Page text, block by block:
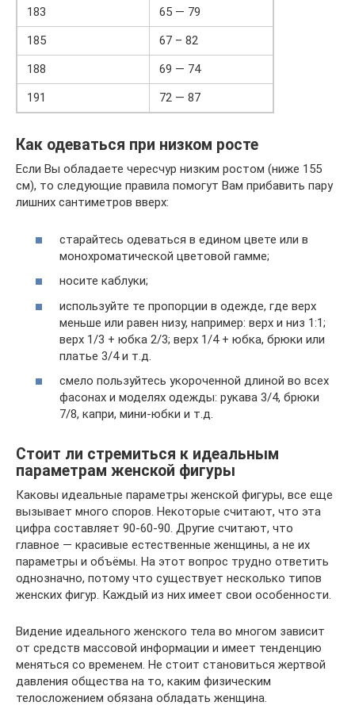
183
65 — 79
185
67 – 82
188
69 — 74
191
72 — 87
Как одеваться при низком росте
Если Вы обладаете чересчур низким ростом (ниже 155
см), то следующие правила помогут Вам прибавить пару
лишних сантиметров вверх:
старайтесь одеваться в едином цвете или в
монохроматической цветовой гамме;
носите каблуки;
используйте те пропорции в одежде, где верх
меньше или равен низу, например: верх и низ 1:1;
верх 1/3 + юбка 2/3; верх 1/4 + юбка, брюки или
платье 3/4 и т.д.
смело пользуйтесь укороченной длиной во всех
фасонах и моделях одежды: рукава 3/4, брюки
7/8, капри, мини-юбки и т.д.
Стоит ли стремиться к идеальным
параметрам женской фигуры
Каковы идеальные параметры женской фигуры, все еще
вызывает много споров. Некоторые считают, что эта
цифра составляет 90-60-90. Другие считают, что
главное — красивые естественные женщины, а не их
параметры и объёмы. На этот вопрос трудно ответить
однозначно, потому что существует несколько типов
женских фигур. Каждый из них имеет свои особенности.
Видение идеального женского тела во многом зависит
от средств массовой информации и имеет тенденцию
меняться со временем. Не стоит становиться жертвой
давления общества на то, каким физическим
телосложением обязана обладать женщина.